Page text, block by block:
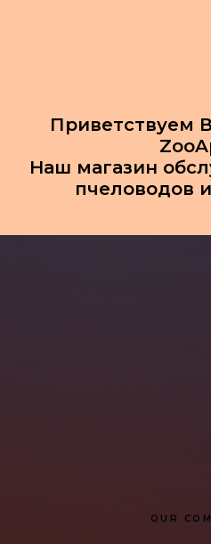
Приветствуем
Наш магазин
пчеловодов
OUR